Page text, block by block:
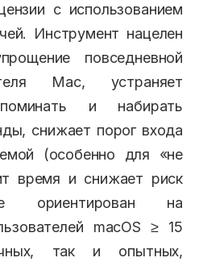
с использованием
Инструмент нацелен
повседневной
Mac, устраняет
и набирать
снижает порог входа
(особенно для «не
время и снижает риск
ориентирован на
macOS ≥ 15
так и опытных,